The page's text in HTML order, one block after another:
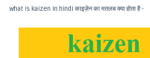
what is kaizen in hindi काइज़ेन का मतलब क्या होता है -